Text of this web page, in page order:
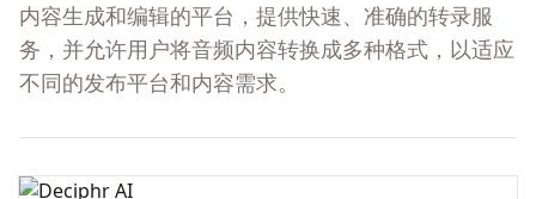
内容生成和编辑的平台，提供快速、准确的转录服
务，并允许用户将音频内容转换成多种格式，以适应
不同的发布平台和内容需求。